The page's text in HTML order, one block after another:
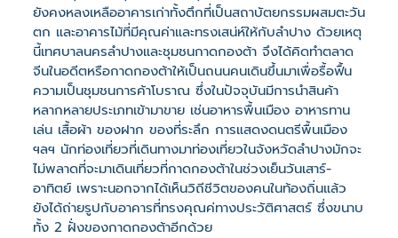
ยังคงหลงเหลืออาคารเก่าทั้งตึกที่เป็นสถาบัตยกรรมผสมตะวัน
ตก และอาคารไม้ที่มีคุณค่าและทรงเสน่ห์ให้กับลำปาง ด้วยเหตุ
นี้เทศบาลนครลำปางและชุมชนกาดกองต้า จึงได้คิดทำตลาด
จีนในอดีตหรือกาดกองต้าให้เป็นถนนคนเดินขึ้นมาเพื่อรื้อฟื้น
ความเป็นชุมชนการค้าโบราณ ซึ่งในปัจจุบันมีการนำสินค้า
หลากหลายประเภทเข้ามาขาย เช่นอาหารพื้นเมือง อาหารทาน
เล่น เสื้อผ้า ของฝาก ของที่ระลึก การแสดงดนตรีพื้นเมือง
ฯลฯ นักท่องเที่ยวที่เดินทางมาท่องเที่ยวในจังหวัดลำปางมักจะ
ไม่พลาดที่จะมาเดินเที่ยวที่กาดกองต้าในช่วงเย็นวันเสาร์-
อาทิตย์ เพราะนอกจากได้เห็นวิถีชีวิตของคนในท้องถิ่นแล้ว
ยังได้ถ่ายรูปกับอาคารที่ทรงคุณค่ทางประวัติศาสตร์ ซึ่งขนาบ
ทั้ง 2 ฝั่งของกาดกองต้าอีกด้วย